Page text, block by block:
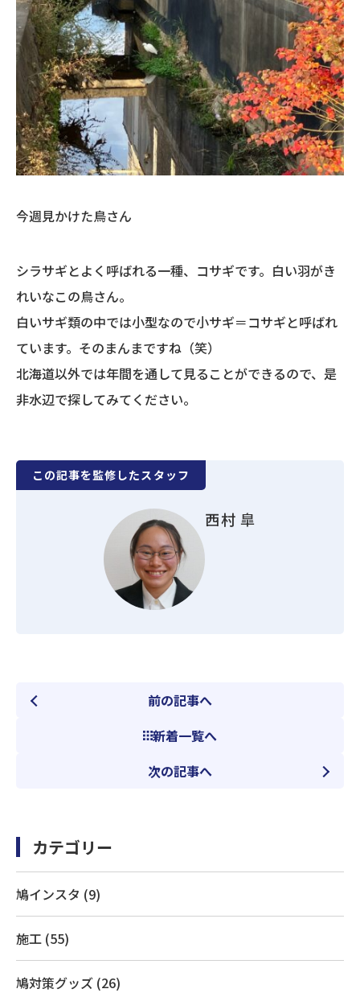
今週見かけた鳥さん
シラサギとよく呼ばれる一種、コサギです。白い羽がき
れいなこの鳥さん。
白いサギ類の中では小型なので小サギ＝コサギと呼ばれ
ています。そのまんまですね（笑）
北海道以外では年間を通して見ることができるので、是
非水辺で探してみてください。
この記事を監修したスタッフ
西村 皐
前の記事へ
新着一覧へ
次の記事へ
カテゴリー
鳩インスタ (9)
施工 (55)
鳩対策グッズ (26)